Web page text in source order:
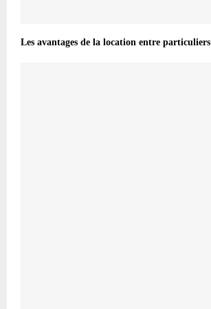
Les avantages de la location entre particuliers